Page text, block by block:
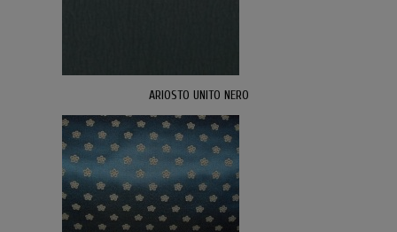
ARIOSTO UNITO NERO